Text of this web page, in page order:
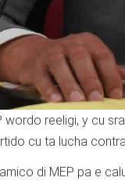
wordo reeligi, y cu
cu ta lucha
di MEP pa e